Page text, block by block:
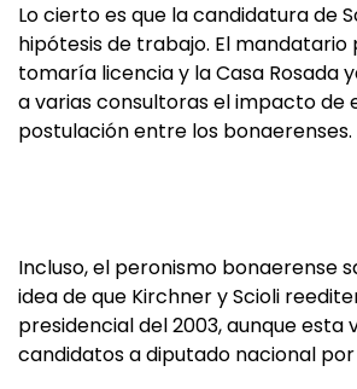
Lo cierto es que la candidatura de
hipótesis de trabajo. El mandatario
tomaría licencia y la Casa Rosada
a varias consultoras el impacto de
postulación entre los bonaerenses.
Incluso, el peronismo bonaerense
idea de que Kirchner y Scioli
presidencial del 2003, aunque esta
candidatos a diputado nacional